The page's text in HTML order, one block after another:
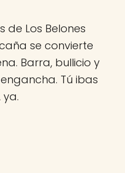
de Los Belones
se convierte
Barra, bullicio y
Tú ibas